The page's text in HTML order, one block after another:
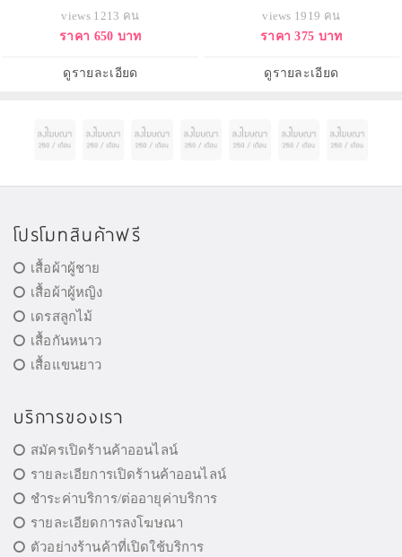
& Sweet Pea กลิ่นหอมที่มอบ
จินตนาการ ถึงสวนผลไม้ภายใต้
ฤดูใบไม้ผลิให้ตื่นขึ้น เมื่อลูกแพร์สี
เขียวน่าลิ้มลองปรากฏขึ้นจ
views 1213 คน
ราคา 650 บาท
ดูรายละเอียด
หอมแบบคลาสสิก มีชีวิตชีวา เปี่ยม
ไปด้วยพลัง ต้องใจทั้งชายและหญิง
แห้งกร้านให้กลับมามีสุขภาพดี ผิว
ชุ่มชื้นกลิ่นหอมแบบอโ
views 1919 คน
ราคา 375 บาท
ดูรายละเอียด
โปรโมทสินค้าฟรี
เสื้อผ้าผู้ชาย
เสื้อผ้าผู้หญิง
เดรสลูกไม้
เสื้อกันหนาว
เสื้อแขนยาว
บริการของเรา
สมัครเปิดร้านค้าออนไลน์
รายละเอียการเปิดร้านค้าออนไลน์
ชำระค่าบริการ/ต่ออายุค่าบริการ
รายละเอียดการลงโฆษณา
ตัวอย่างร้านค้าที่เปิดใช้บริการ